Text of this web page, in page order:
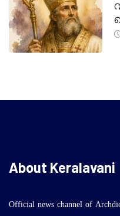
About Keralavani
Official news channel of